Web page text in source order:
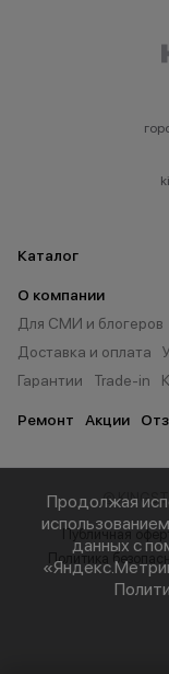
Каталог
О компании
Для СМИ и блогеров
Доставка и оплата
Гарантии
Trade-in
Ремонт Акции
©
Публичная
Политика
Продолжая
данных с